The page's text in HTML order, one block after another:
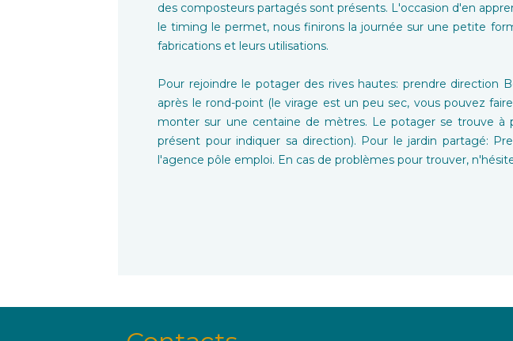
des composteurs partagés sont présents. L'occasion d'en
le timing le permet, nous finirons la journée sur une petite
fabrications et leurs utilisations.
Pour rejoindre le potager des rives hautes: prendre direction
après le rond-point (le virage est un peu sec, vous pouvez
monter sur une centaine de mètres. Le potager se trouve à
présent pour indiquer sa direction). Pour le jardin partagé:
l'agence pôle emploi. En cas de problèmes pour trouver,